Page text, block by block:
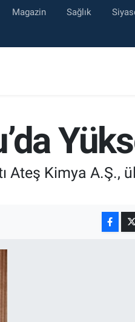
Magazin Sağlık
Ateş Kimya A.Ş.,